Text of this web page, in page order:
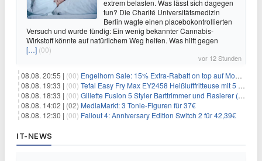
extrem belasten. Was lässt sich dagegen
tun? Die Charité Universitätsmedizin
Berlin wagte einen placebokontrollierten
Versuch und wurde fündig: Ein wenig bekannter Cannabis-
Wirkstoff könnte auf natürlichem Weg helfen. Was hilft gegen
[…] (00)
vor 12 Stunden
08.08. 20:55 | (00) Engelhorn Sale: 15% Extra-Rabatt on top auf Mode- und Sport-Artikel
08.08. 19:33 | (00) Tefal Easy Fry Max EY2458 Heißluftfritteuse mit 5 Litern für 64,99€
08.08. 18:33 | (00) Gillette Fusion 5 Styler Barttrimmer und Rasierer (All in One) für 16€
08.08. 14:02 | (02) MediaMarkt: 3 Tonie-Figuren für 37€
08.08. 12:30 | (00) Fallout 4: Anniversary Edition Switch 2 für 42,39€
IT-NEWS